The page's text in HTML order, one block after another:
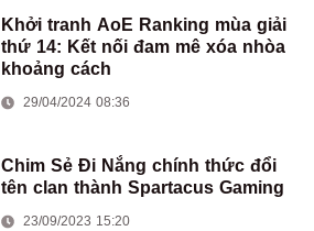
Khởi tranh AoE Ranking mùa giải
thứ 14: Kết nối đam mê xóa nhòa
khoảng cách
29/04/2024 08:36
Chim Sẻ Đi Nắng chính thức đổi
tên clan thành Spartacus Gaming
23/09/2023 15:20